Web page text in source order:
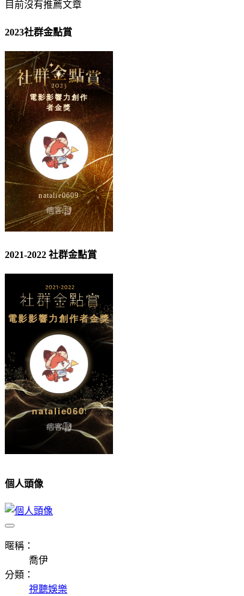
目前沒有推薦文章
2023社群金點賞
2021-2022 社群金點賞
個人頭像
暱稱：
喬伊
分類：
視聽娛樂